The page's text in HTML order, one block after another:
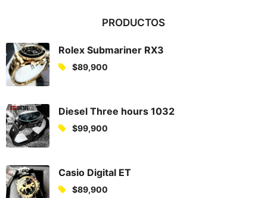
PRODUCTOS
Rolex Submariner RX3
$89,900
Diesel Three hours 1032
$99,900
Casio Digital ET
$89,900